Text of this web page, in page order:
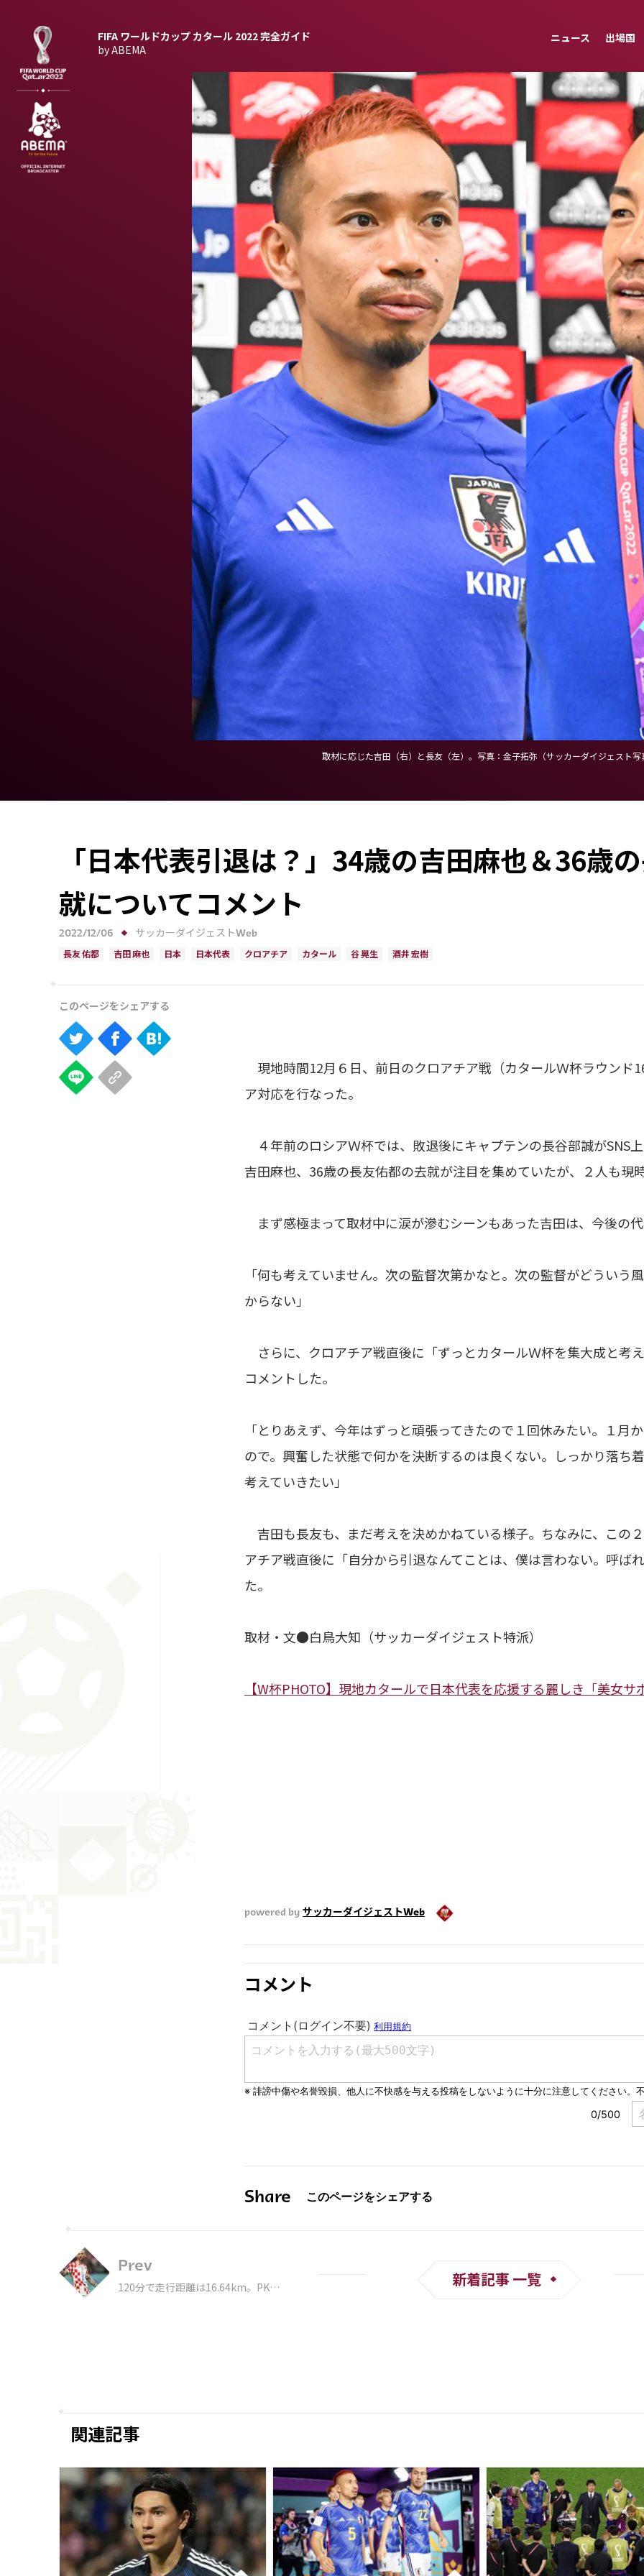
FIFA ワールドカップ カタール 2022完全ガイド
by ABEMA
ニュース 出場国
取材に応じた吉田（右）と長友（左）。写真：金子拓弥（サッカーダイジェスト写
「日本代表引退は？」34歳の吉田麻也＆36歳
就についてコメント
2022/12/06 サッカーダイジェストWeb
長友 佑都 吉田 麻也 日本 日本代表 クロアチア カタール 谷 晃生 酒井 宏樹
現地時間12月６日、前日のクロアチア戦（カタールＷ杯ラウンド
ア対応を行なった。
４年前のロシアＷ杯では、敗退後にキャプテンの長谷部誠がSNS
吉田麻也、36歳の長友佑都の去就が注目を集めていたが、２人も現
まず感極まって取材中に涙が滲むシーンもあった吉田は、今後の
「何も考えていません。次の監督次第かなと。次の監督がどうい
からない」
さらに、クロアチア戦直後に「ずっとカタールＷ杯を集大成と考
コメントした。
「とりあえず、今年はずっと頑張ってきたので１回休みたい。１月
ので。興奮した状態で何かを決断するのは良くない。しっかり落ち
考えていきたい」
吉田も長友も、まだ考えを決めかねている様子。ちなみに、この
アチア戦直後に「自分から引退なんてことは、僕は言わない。呼ば
た。
取材・文●白鳥大知（サッカーダイジェスト特派）
【W杯PHOTO】現地カタールで日本代表を応援する麗しき「美女サ
powered by サッカーダイジェストWeb
コメント
Share
Prev
120分で走行距離は16.64km。PKで
新着記事 一覧
関連記事